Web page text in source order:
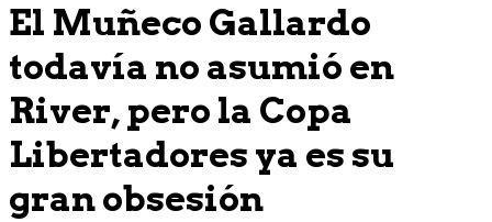
El Muñeco Gallardo
todavía no asumió en
River, pero la Copa
Libertadores ya es su
gran obsesión